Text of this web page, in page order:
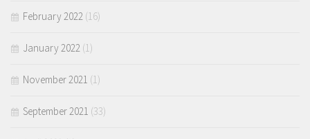
February 2022 (16)
January 2022 (1)
November 2021 (1)
September 2021 (33)